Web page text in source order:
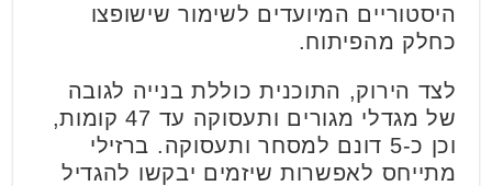
היסטוריים המיועדים לשימור שישופצו
כחלק מהפיתוח.
לצד הירוק, התוכנית כוללת בנייה לגובה
של מגדלי מגורים ותעסוקה עד 47 קומות,
וכן כ-5 דונם למסחר ותעסוקה. ברזילי
מתייחס לאפשרות שיזמים יבקשו להגדיל